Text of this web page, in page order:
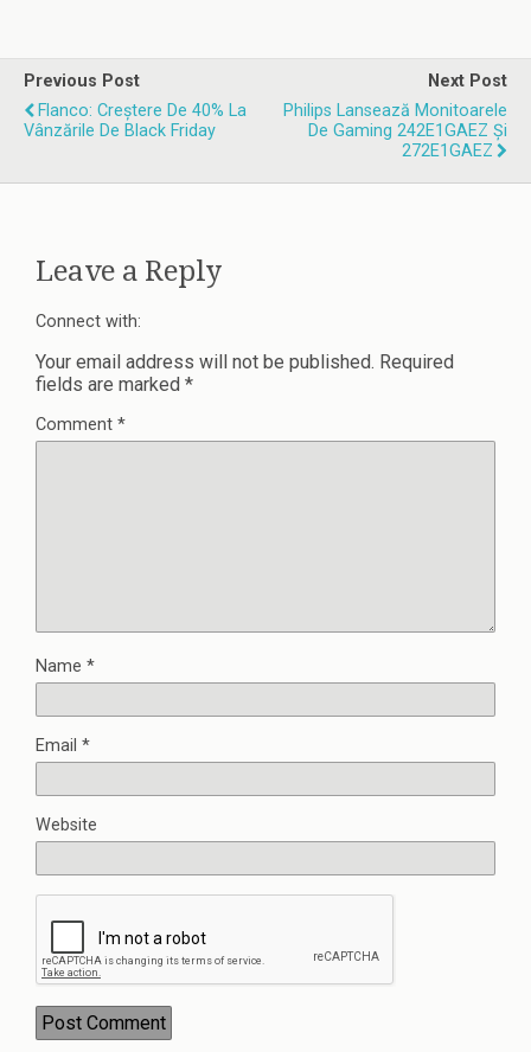
Previous Post
Flanco: Creștere De 40% La
Vânzările De Black Friday
Next Post
Philips Lansează Monitoarele
De Gaming 242E1GAEZ Și
272E1GAEZ
Leave a Reply
Connect with:
Your email address will not be published. Required
fields are marked *
Comment *
Name *
Email *
Website